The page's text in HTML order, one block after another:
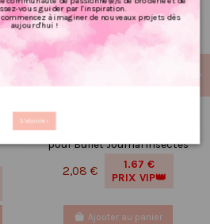
pour Bullet Journal insectes
2,08 €
1.67 €
PRIX VIP👑
Ajouter au panier
vous guider par l'inspiration.
à imaginer de nouveaux projets dès
aujourd'hui !
S'abonner